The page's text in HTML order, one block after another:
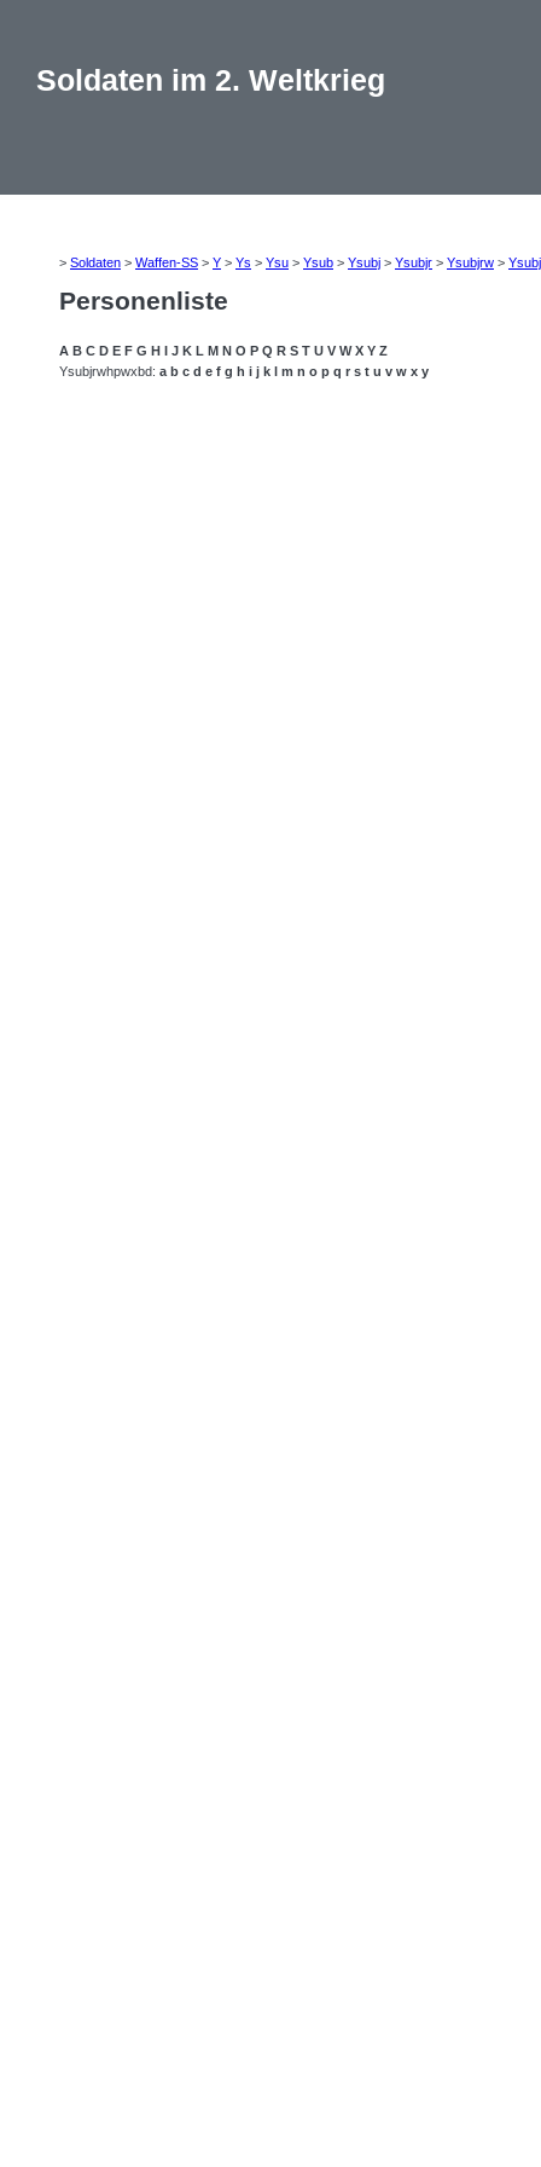
Soldaten im 2. Weltkrieg
> Soldaten > Waffen-SS > Y > Ys > Ysu > Ysub > Ysubj > Ysubjr > Ysubjrw >
Personenliste
A B C D E F G H I J K L M N O P Q R S T U V W X Y Z
Ysubjrwhpwxbd: a b c d e f g h i j k l m n o p q r s t u v w x y